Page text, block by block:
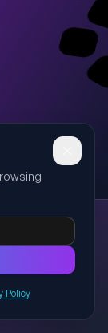
Psicose
conter 19
Policy